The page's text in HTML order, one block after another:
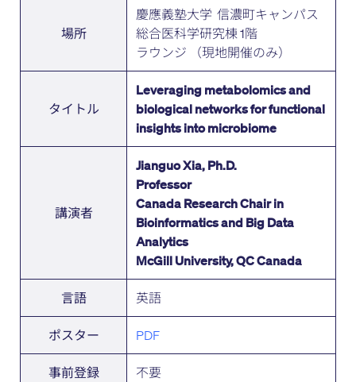
場所
慶應義塾大学 信濃町キャンパス
総合医科学研究棟 1階
ラウンジ （現地開催のみ）
タイトル
Leveraging metabolomics and
biological networks for functional
insights into microbiome
講演者
Jianguo Xia, Ph.D.
Professor
Canada Research Chair in
Bioinformaticsand Big Data
Analytics
McGill University, QC Canada
言語 英語
ポスター PDF
事前登録 不要